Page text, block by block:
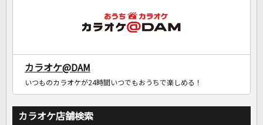
カラオケ@DAM
いつものカラオケが24時間いつでもおうちで楽しめる！
カラオケ店舗検索